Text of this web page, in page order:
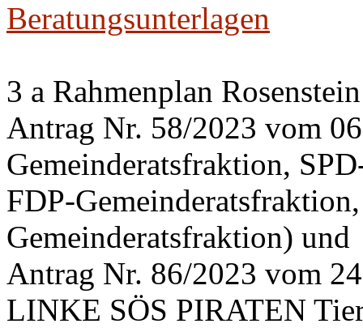
Beratungsunterlagen
3 a Rahmenplan Rosenstein
Antrag Nr. 58/2023 vom
Gemeinderatsfraktion,
FDP-
Gemeinderatsfraktion) und
Antrag Nr. 86/2023 vom
LINKE SÖS PIRATEN